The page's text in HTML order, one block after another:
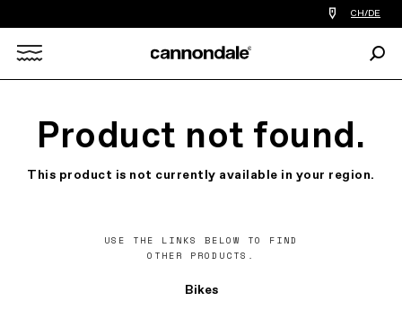
Einen
Händler
meiner
finden
CH/DE
Product not found.
This product is not currently available in your region.
USE THE LINKS BELOW TO FIND
OTHER PRODUCTS.
Bikes